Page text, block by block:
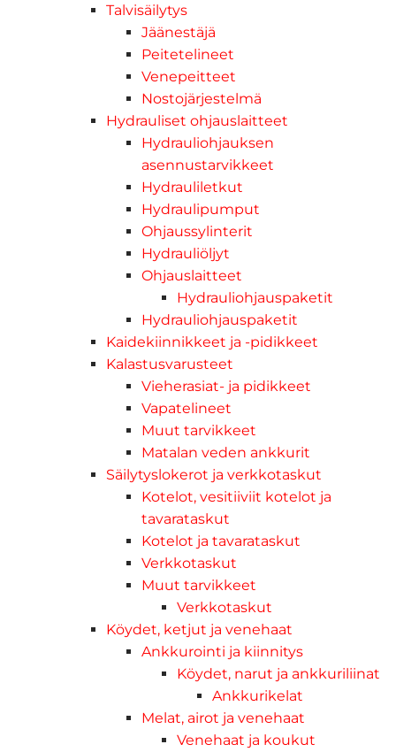
Talvisäilytys
Jäänestäjä
Peitetelineet
Venepeitteet
Nostojärjestelmä
Hydrauliset ohjauslaitteet
Hydrauliohjauksen
asennustarvikkeet
Hydrauliletkut
Hydraulipumput
Ohjaussylinterit
Hydrauliöljyt
Ohjauslaitteet
Hydrauliohjauspaketit
Hydrauliohjauspaketit
Kaidekiinnikkeet ja -pidikkeet
Kalastusvarusteet
Vieherasiat- ja pidikkeet
Vapatelineet
Muut tarvikkeet
Matalan veden ankkurit
Säilytyslokerot ja verkkotaskut
Kotelot, vesitiiviit kotelot ja
tavarataskut
Kotelot ja tavarataskut
Verkkotaskut
Muut tarvikkeet
Verkkotaskut
Köydet, ketjut ja venehaat
Ankkurointi ja kiinnitys
Köydet, narut ja ankkuriliinat
Ankkurikelat
Melat, airot ja venehaat
Venehaat ja koukut